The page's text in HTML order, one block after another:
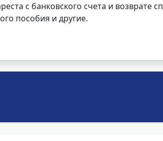
с банковского счета и возврате
пособия и другие.